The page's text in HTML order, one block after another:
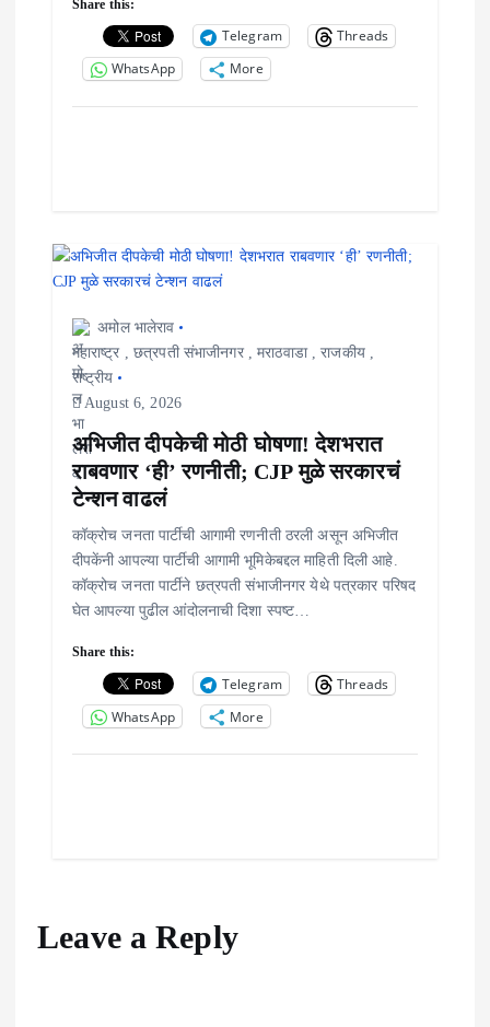
Share this:
Telegram
Threads
WhatsApp
More
अमोल भालेराव
महाराष्ट्र ,छत्रपती संभाजीनगर,मराठवाडा,राजकीय,
राष्ट्रीय
August 6, 2026
अभिजीत दीपकेची मोठी घोषणा! देशभरात
राबवणार ‘ही’ रणनीती; CJP मुळे सरकारचं
टेन्शन वाढलं
कॉक्रोच जनता पार्टीची आगामी रणनीती ठरली असून अभिजीत
दीपकेंनी आपल्या पार्टीची आगामी भूमिकेबद्दल माहिती दिली आहे.
कॉक्रोच जनता पार्टीने छत्रपती संभाजीनगर येथे पत्रकार परिषद
घेत आपल्या पुढील आंदोलनाची दिशा स्पष्ट…
Share this:
Telegram
Threads
WhatsApp
More
Leave a Reply